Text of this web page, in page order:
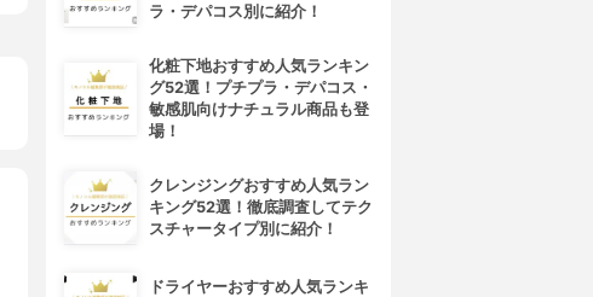
ラ・デパコス別に紹介！
化粧下地おすすめ人気ランキン
グ52選！プチプラ・デパコス・
敏感肌向けナチュラル商品も登
場！
クレンジングおすすめ人気ラン
キング52選！徹底調査してテク
スチャータイプ別に紹介！
ドライヤーおすすめ人気ランキ